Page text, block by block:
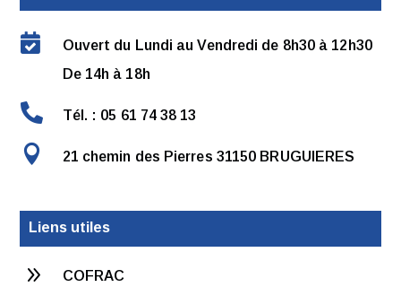

Ouvert du Lundi au Vendredi de 8h30 à 12h30
De 14h à 18h
 Tél. : 05 61 74 38 13
 21 chemin des Pierres 31150 BRUGUIERES
Liens utiles
9 COFRAC